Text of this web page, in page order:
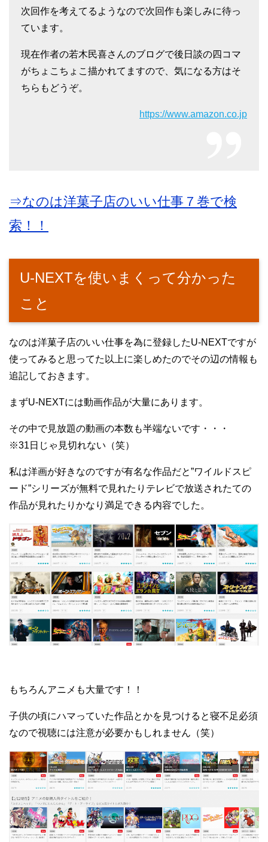
次回作を考えてるようなので次回作も楽しみに待っ
ています。
現在作者の若木民喜さんのブログで後日談の四コマ
がちょこちょこ描かれてますので、気になる方はそ
ちらもどうぞ。
https://www.amazon.co.jp
⇒なのは洋菓子店のいい仕事７巻で検
索！！
U-NEXTを使いまくって分かった
こと
なのは洋菓子店のいい仕事を為に登録したU-NEXTですが
使ってみると思ってた以上に楽しめたのでその辺の情報も
追記しておきます。
まずU-NEXTには動画作品が大量にあります。
その中で見放題の動画の本数も半端ないです・・・
※31日じゃ見切れない（笑）
私は洋画が好きなのですが有名な作品だと”ワイルドスピ
ード”シリーズが無料で見れたりテレビで放送されたての
作品が見れたりかなり満足できる内容でした。
もちろんアニメも大量です！！
子供の頃にハマっていた作品とかを見つけると寝不足必須
なので視聴には注意が必要かもしれません（笑）